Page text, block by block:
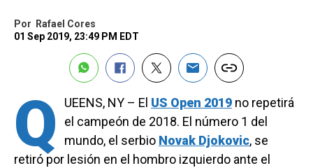
Por
Rafael Cores
01 Sep 2019, 23:49 PM EDT
Q UEENS, NY – El US Open 2019 no repetirá
el campeón de 2018. El número 1 del
mundo, el serbio Novak Djokovic, se
retiró por lesión en el hombro izquierdo ante el